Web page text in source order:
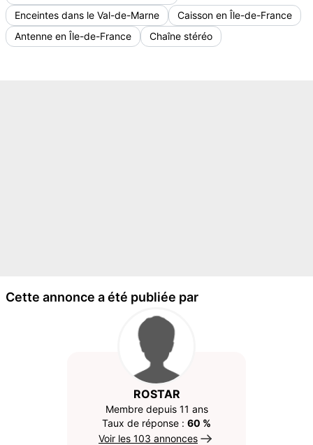
Enceintes dans le Val-de-Marne
Caisson en Île-de-France
Antenne en Île-de-France
Chaîne stéréo
Cette annonce a été publiée par
ROSTAR
Membre depuis 11 ans
Taux de réponse : 60 %
Voir les 103 annonces